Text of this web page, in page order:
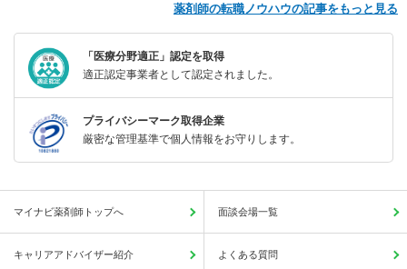
薬剤師の転職ノウハウの記事をもっと見る
「医療分野適正」認定を取得
適正認定事業者として認定されました。
プライバシーマーク取得企業
厳密な管理基準で個人情報をお守りします。
マイナビ薬剤師トップへ 面談会場一覧
キャリアアドバイザー紹介 よくある質問